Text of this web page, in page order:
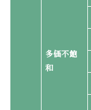
多価不飽
和